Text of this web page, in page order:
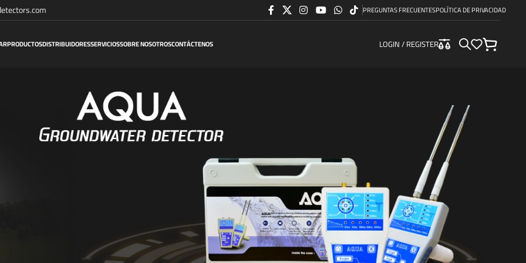
PREGUNTAS FRECUENTESPOLÍTICA DE PRIVACIDAD
PRODUCTOSDISTRIBUIDORESSERVICIOSSOBRE NOSOTROSCONTÁCTENOS LOGIN / REGISTER